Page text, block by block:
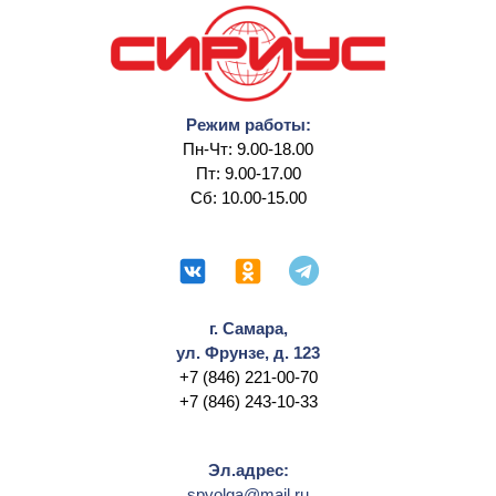
Режим работы:
Пн-Чт: 9.00-18.00
Пт: 9.00-17.00
Сб: 10.00-15.00
г. Самара,
ул. Фрунзе, д. 123
+7 (846) 221-00-70
+7 (846) 243-10-33
Эл.адрес: